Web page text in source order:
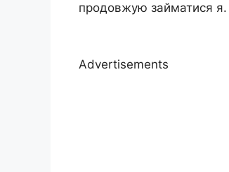
продовжую займатися я.
Advertisements